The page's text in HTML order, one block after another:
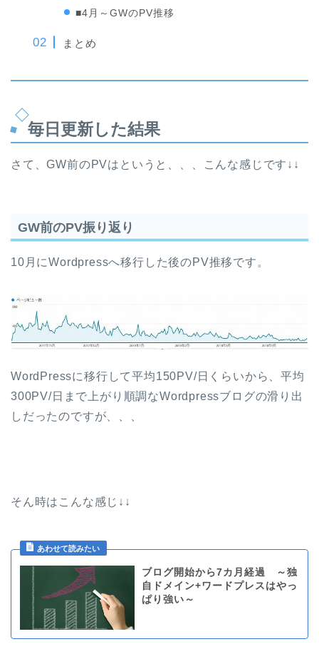
■4月～GWのPV推移
まとめ
毎日更新した結果
さて、GW前のPVはというと、、、こんな感じです↓↓
GW前のPV振り返り
10月にWordpressへ移行した後のPV推移です。
WordPressに移行して平均150PV/日くらいから、平均
300PV/日まで上がり順調なWordpressブログの滑り出
しだったのですが、、、
そん時はこんな感じ↓↓
ブログ開始から7カ月経過 ～独
自ドメイン+ワードプレスはやっ
ぱり強い～